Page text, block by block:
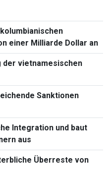
einer Milliarde Dollar an
vietnamesischen
Sanktionen
Integration und baut
aus
Überreste von